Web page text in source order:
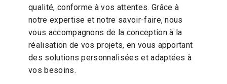
qualité, conforme à vos attentes. Grâce à
notre expertise et notre savoir-faire, nous
vous accompagnons de la conception à la
réalisation de vos projets, en vous apportant
des solutions personnalisées et adaptées à
vos besoins.